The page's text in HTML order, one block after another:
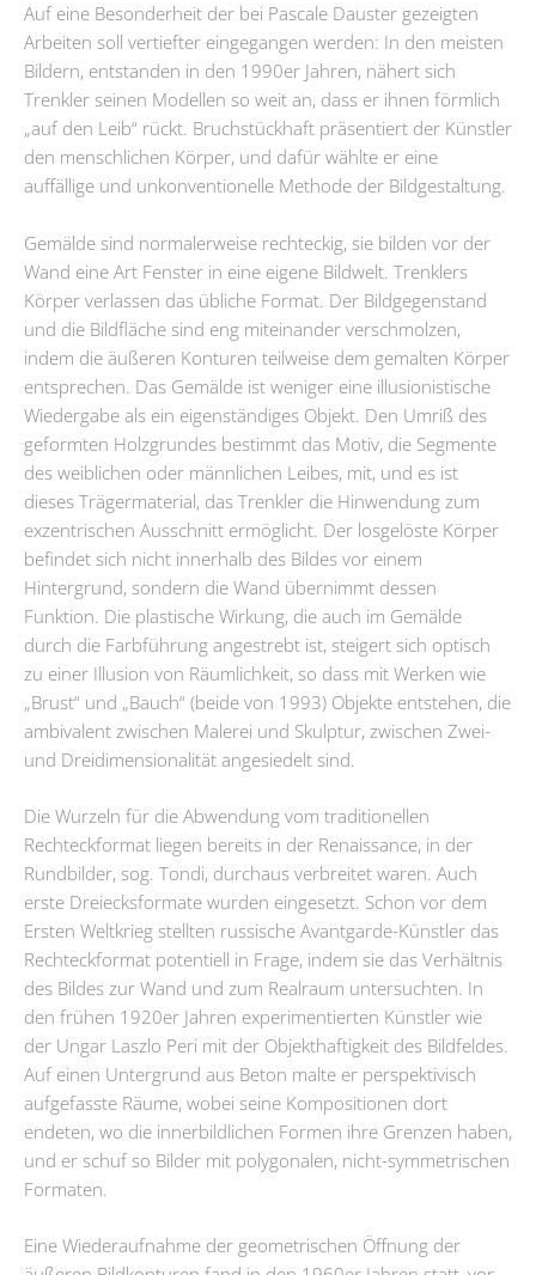
Auf eine Besonderheit der bei Pascale Dauster gezeigten
Arbeiten soll vertiefter eingegangen werden: In den meisten
Bildern, entstanden in den 1990er Jahren, nähert sich
Trenkler seinen Modellen so weit an, dass er ihnen förmlich
„auf den Leib“ rückt. Bruchstückhaft präsentiert der Künstler
den menschlichen Körper, und dafür wählte er eine
auffällige und unkonventionelle Methode der Bildgestaltung.
Gemälde sind normalerweise rechteckig, sie bilden vor der
Wand eine Art Fenster in eine eigene Bildwelt. Trenklers
Körper verlassen das übliche Format. Der Bildgegenstand
und die Bildfläche sind eng miteinander verschmolzen,
indem die äußeren Konturen teilweise dem gemalten Körper
entsprechen. Das Gemälde ist weniger eine illusionistische
Wiedergabe als ein eigenständiges Objekt. Den Umriß des
geformten Holzgrundes bestimmt das Motiv, die Segmente
des weiblichen oder männlichen Leibes, mit, und es ist
dieses Trägermaterial, das Trenkler die Hinwendung zum
exzentrischen Ausschnitt ermöglicht. Der losgelöste Körper
befindet sich nicht innerhalb des Bildes vor einem
Hintergrund, sondern die Wand übernimmt dessen
Funktion. Die plastische Wirkung, die auch im Gemälde
durch die Farbführung angestrebt ist, steigert sich optisch
zu einer Illusion von Räumlichkeit, so dass mit Werken wie
„Brust“ und „Bauch“ (beide von 1993) Objekte entstehen, die
ambivalent zwischen Malerei und Skulptur, zwischen Zwei-
und Dreidimensionalität angesiedelt sind.
Die Wurzeln für die Abwendung vom traditionellen
Rechteckformat liegen bereits in der Renaissance, in der
Rundbilder, sog. Tondi, durchaus verbreitet waren. Auch
erste Dreiecksformate wurden eingesetzt. Schon vor dem
Ersten Weltkrieg stellten russische Avantgarde-Künstler das
Rechteckformat potentiell in Frage, indem sie das Verhältnis
des Bildes zur Wand und zum Realraum untersuchten. In
den frühen 1920er Jahren experimentierten Künstler wie
der Ungar Laszlo Peri mit der Objekthaftigkeit des Bildfeldes.
Auf einen Untergrund aus Beton malte er perspektivisch
aufgefasste Räume, wobei seine Kompositionen dort
endeten, wo die innerbildlichen Formen ihre Grenzen haben,
und er schuf so Bilder mit polygonalen, nicht-symmetrischen
Formaten.
Eine Wiederaufnahme der geometrischen Öffnung der